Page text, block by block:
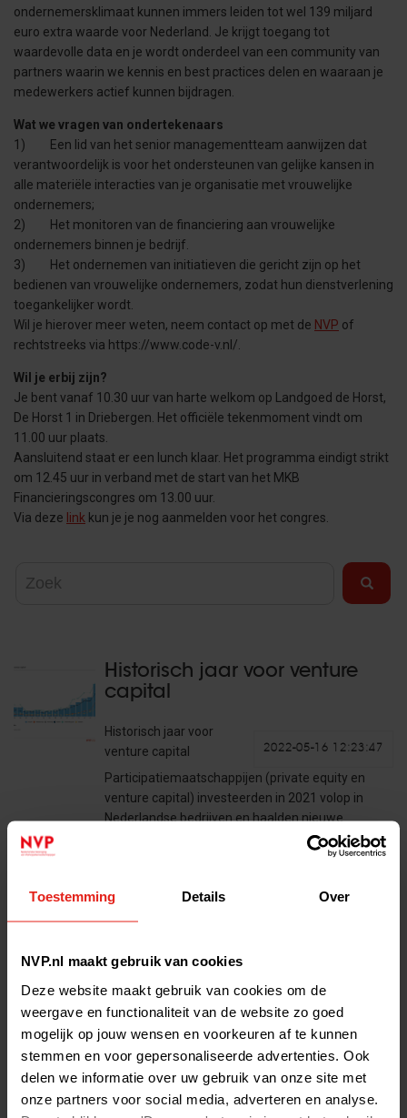
Toestemming Details Over
NVP.nl maakt gebruik van cookies
Deze website maakt gebruik van cookies om de
weergave en functionaliteit van de website zo goed
mogelijk op jouw wensen en voorkeuren af te kunnen
stemmen en voor gepersonaliseerde advertenties. Ook
delen we informatie over uw gebruik van onze site met
onze partners voor social media, adverteren en analyse.
ondernemersklimaat kunnen immers leiden tot wel 139 miljard
euro extra waarde voor Nederland. Je krijgt toegang tot
waardevolle data en je wordt onderdeel van een community van
partners waarin we kennis en best practices delen en waaraan je
medewerkers actief kunnen bijdragen.
Wat we vragen van ondertekenaars
1) Een lid van het senior managementteam aanwijzen dat
verantwoordelijk is voor het ondersteunen van gelijke kansen in
alle materiële interacties van je organisatie met vrouwelijke
ondernemers;
2) Het monitoren van de financiering aan vrouwelijke
ondernemers binnen je bedrijf.
3) Het ondernemen van initiatieven die gericht zijn op het
bedienen van vrouwelijke ondernemers, zodat hun dienstverlening
toegankelijker wordt.
Wil je hierover meer weten, neem contact op met de NVP of
rechtstreeks via https://www.code-v.nl/.
Wil je erbij zijn?
Je bent vanaf 10.30 uur van harte welkom op Landgoed de Horst,
De Horst 1 in Driebergen. Het officiële tekenmoment vindt om
11.00 uur plaats.
Aansluitend staat er een lunch klaar. Het programma eindigt strikt
om 12.45 uur in verband met de start van het MKB
Financieringscongres om 13.00 uur.
Via deze link kun je je nog aanmelden voor het congres.
Historisch jaar voor venture
capital
2022-05-16 12:23:47
Historisch jaar voor
venture capital
Participatiemaatschappijen (private equity en
venture capital) investeerden in 2021 volop in
Nederlandse bedrijven en haalden nieuwe
fondsen op bij beleggers. Vooral buitenlandse
'VCs spelen een belangrijke rol
toekomst'
2022-05-13 14:09:02
In de podcast ‘At The
Money’ spreekt Thomas
Mensink van Golden Egg
Check met venture capital investeerders en